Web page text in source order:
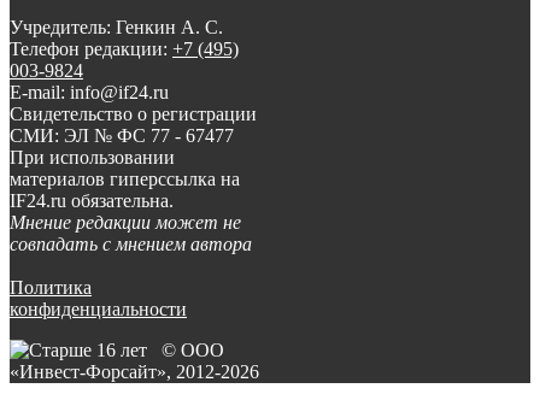
Учредитель: Генкин А. С.
Телефон редакции: +7 (495)
003-9824
E-mail: info@if24.ru
Свидетельство о регистрации
СМИ: ЭЛ № ФС 77 - 67477
При использовании
материалов гиперссылка на
IF24.ru обязательна.
Мнение редакции может не
совпадать с мнением автора
Политика
конфиденциальности
© ООО
«Инвест-Форсайт», 2012-2026